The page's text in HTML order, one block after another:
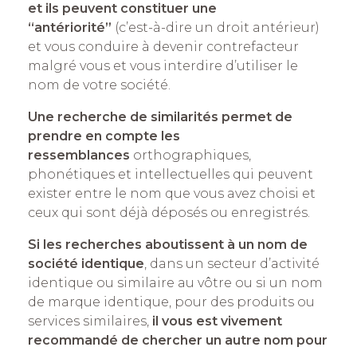
et ils peuvent constituer une
“antériorité” (c’est-à-dire un droit antérieur)
et vous conduire à devenir contrefacteur
malgré vous et vous interdire d’utiliser le
nom de votre société.
Une recherche de similarités permet de
prendre en compte les
ressemblances orthographiques,
phonétiques et intellectuelles qui peuvent
exister entre le nom que vous avez choisi et
ceux qui sont déjà déposés ou enregistrés.
Si les recherches aboutissent à un nom de
société identique, dans un secteur d’activité
identique ou similaire au vôtre ou si un nom
de marque identique, pour des produits ou
services similaires, il vous est vivement
recommandé de chercher un autre nom pour